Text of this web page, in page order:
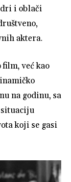
i oblači
aktera.
već kao
na godinu, sa
situaciju
koji se gasi